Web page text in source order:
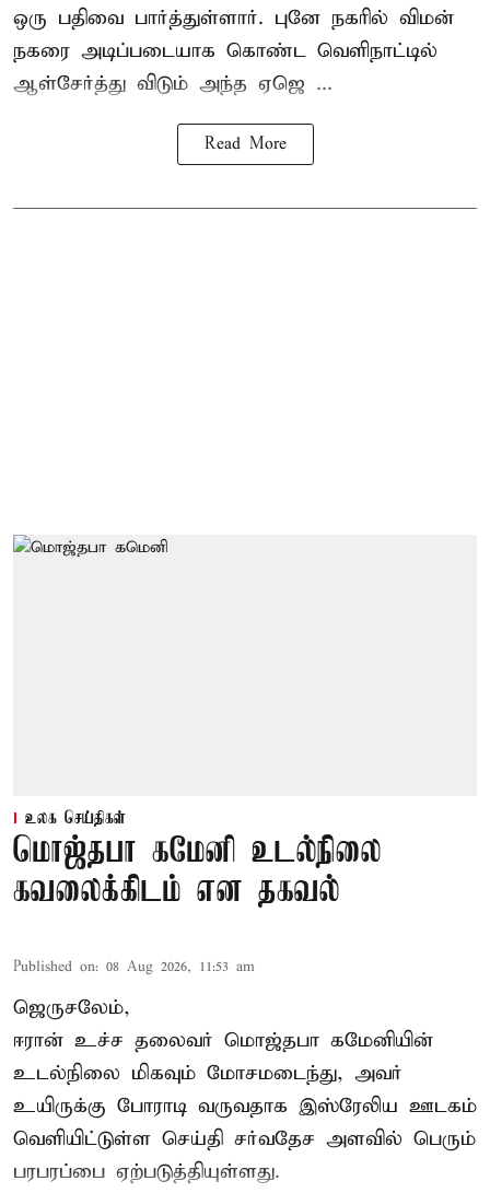
ஒரு பதிவை பார்த்துள்ளார். புனே நகரில் விமன்
நகரை அடிப்படையாக கொண்ட வெளிநாட்டில்
ஆள்சேர்த்து விடும் அந்த ஏஜெ ...
Read More
உலக செய்திகள்
மொஜ்தபா கமேனி உடல்நிலை
கவலைக்கிடம் என தகவல்
Published on: 08 Aug 2026, 11:53 am
ஜெருசலேம்,
ஈரான் உச்ச தலைவர் மொஜ்தபா கமேனியின்
உடல்நிலை மிகவும் மோசமடைந்து, அவர்
உயிருக்கு போராடி வருவதாக இஸ்ரேலிய ஊடகம்
வெளியிட்டுள்ள செய்தி சர்வதேச அளவில் பெரும்
பரபரப்பை ஏற்படுத்தியுள்ளது.